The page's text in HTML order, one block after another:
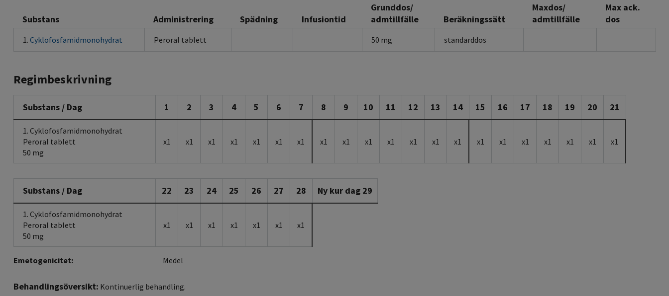
Substans Administrering Spädning Infusiontid
Grunddos/
admtillfälle
Beräkningssätt
Maxdos/
admtillfälle
Max ack.
dos
1. Cyklofosfamidmonohydrat Peroral tablett 50 mg standarddos
Regimbeskrivning
Substans / Dag 1 2 3 4 5 6 7 8 9 10 11 12 13 14 15 16 17 18 19 20 21
1. Cyklofosfamidmonohydrat
Peroral tablett
50 mg
x1 x1 x1 x1 x1 x1 x1 x1 x1 x1 x1 x1 x1 x1 x1 x1 x1 x1 x1 x1 x1
Substans / Dag 22 23 24 25 26 27 28 Ny kur dag 29
1. Cyklofosfamidmonohydrat
Peroral tablett
50 mg
x1 x1 x1 x1 x1 x1 x1
Emetogenicitet: Medel
Behandlingsöversikt: Kontinuerlig behandling.